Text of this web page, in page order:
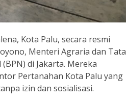
Kota Palu, secara resmi
Menteri Agraria dan Tata
di Jakarta. Mereka
Pertanahan Kota Palu yang
izin dan sosialisasi.